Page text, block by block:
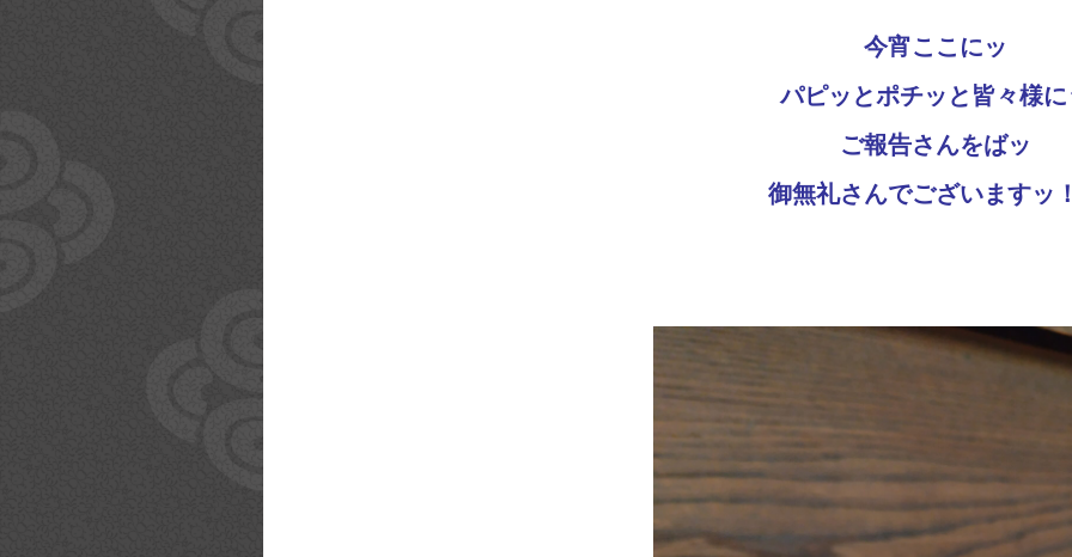
今宵ここにッ
パピッとポチッと皆々様に
ご報告さんをばッ
御無礼さんでございますッ